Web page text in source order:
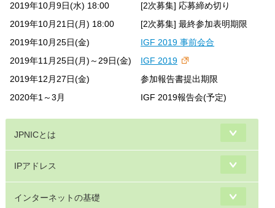
2019年10月9日(水) 18:00
[2次募集] 応募締め切り
2019年10月21日(月) 18:00
[2次募集] 最終参加表明期限
2019年10月25日(金)
IGF 2019 事前会合
2019年11月25日(月)～29日(金)
IGF 2019
2019年12月27日(金)
参加報告書提出期限
2020年1～3月
IGF 2019報告会(予定)
JPNICとは
IPアドレス
インターネットの基礎